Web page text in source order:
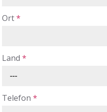
Ort*
Land*
---
Telefon*